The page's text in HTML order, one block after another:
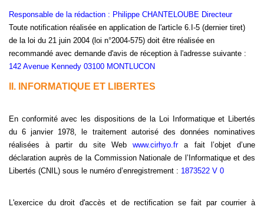
Responsable de la rédaction : Philippe CHANTELOUBE Directeur
Toute notification réalisée en application de l'article 6.I-5 (dernier tiret)
de la loi du 21 juin 2004 (loi n°2004-575) doit être réalisée en
recommandé avec demande d'avis de réception à l'adresse suivante :
142 Avenue Kennedy 03100 MONTLUCON
II. INFORMATIQUE ET LIBERTES
En conformité avec les dispositions de la Loi Informatiqueet Libertés
du 6 janvier 1978, le traitement autorisé des données nominatives
réalisées à partir du site Webwww.cirhyo.fra fait l’objet d’une
déclaration auprès de la Commission Nationale de l’Informatique et des
Libertés (CNIL) sous le numéro d’enregistrement : 1873522 V 0
L'exercice du droit d'accès et de rectification se fait par courrier à